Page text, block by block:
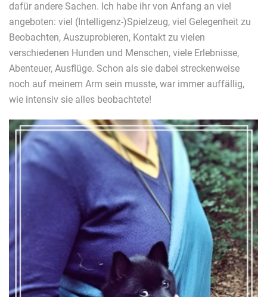
dafür andere Sachen. Ich habe ihr von Anfang an viel
angeboten: viel (Intelligenz-)Spielzeug, viel Gelegenheit zu
Beobachten, Auszuprobieren, Kontakt zu vielen
verschiedenen Hunden und Menschen, viele Erlebnisse,
Abenteuer, Ausflüge. Schon als sie dabei streckenweise
noch auf meinem Arm sein musste, war immer auffällig,
wie intensiv sie alles beobachtete!